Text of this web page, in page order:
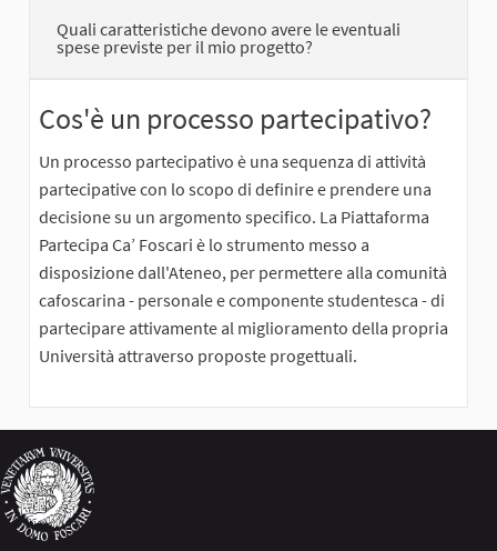
Quali caratteristiche devono avere le eventuali
spese previste per il mio progetto?
Cos'è un processo partecipativo?
Un processo partecipativo è una sequenza di attività
partecipative con lo scopo di definire e prendere una
decisione su un argomento specifico. La Piattaforma
Partecipa Ca’ Foscari è lo strumento messo a
disposizione dall'Ateneo, per permettere alla comunità
cafoscarina - personale e componente studentesca - di
partecipare attivamente al miglioramento della propria
Università attraverso proposte progettuali.